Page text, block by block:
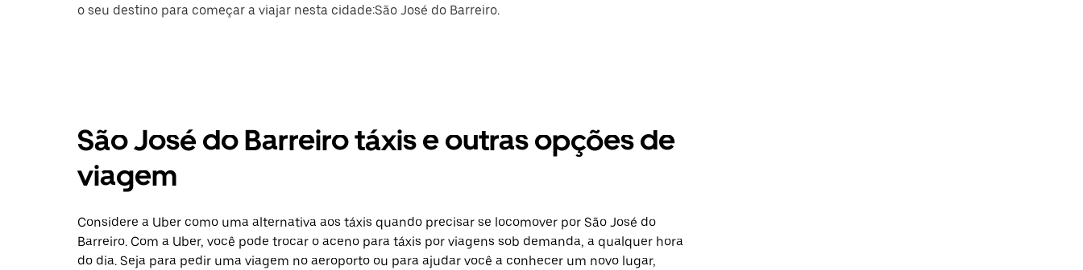
o seu destino para começar a viajar nesta cidade:São José do Barreiro.
São José do Barreiro táxis e outras opções de
viagem
Considere a Uber como uma alternativa aos táxis quando precisar se locomover por São José do
Barreiro. Com a Uber, você pode trocar o aceno para táxis por viagens sob demanda, a qualquer hora
do dia. Seja para pedir uma viagem no aeroporto ou para ajudar você a conhecer um novo lugar,